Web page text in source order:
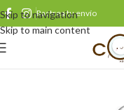
Skip to navigation
Skip to main content
Rastrea tu envío